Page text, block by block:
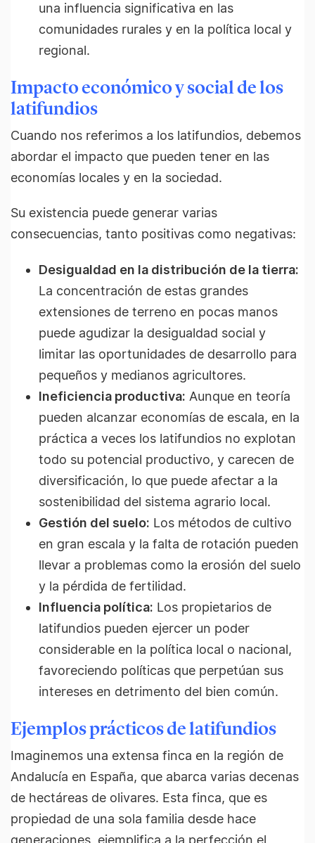
una influencia significativa en las
comunidades rurales y en la política local y
regional.
Impacto económico y social de los
latifundios
Cuando nos referimos a los latifundios, debemos
abordar el impacto que pueden tener en las
economías locales y en la sociedad.
Su existencia puede generar varias
consecuencias, tanto positivas como negativas:
Desigualdad en la distribución de la tierra:
La concentración de estas grandes
extensiones de terreno en pocas manos
puede agudizar la desigualdad social y
limitar las oportunidades de desarrollo para
pequeños y medianos agricultores.
Ineficiencia productiva: Aunque en teoría
pueden alcanzar economías de escala, en la
práctica a veces los latifundios no explotan
todo su potencial productivo, y carecen de
diversificación, lo que puede afectar a la
sostenibilidad del sistema agrario local.
Gestión del suelo: Los métodos de cultivo
en gran escala y la falta de rotación pueden
llevar a problemas como la erosión del suelo
y la pérdida de fertilidad.
Influencia política: Los propietarios de
latifundios pueden ejercer un poder
considerable en la política local o nacional,
favoreciendo políticas que perpetúan sus
intereses en detrimento del bien común.
Ejemplos prácticos de latifundios
Imaginemos una extensa finca en la región de
Andalucía en España, que abarca varias decenas
de hectáreas de olivares. Esta finca, que es
propiedad de una sola familia desde hace
generaciones, ejemplifica a la perfección el